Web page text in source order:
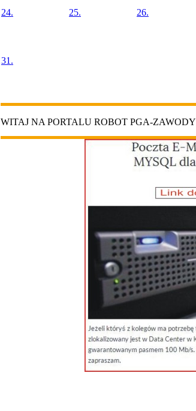
24. 25. 26.
31.
WITAJ NA PORTALU ROBOT PGA-ZAWODY